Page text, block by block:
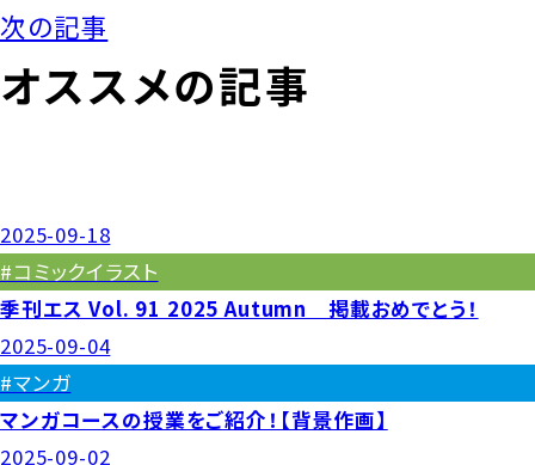
次の記事
オススメの記事
2025-09-18
#コミックイラスト
季刊エス Vol. 91 2025 Autumn 掲載おめでとう！
2025-09-04
#マンガ
マンガコースの授業をご紹介！【背景作画】
2025-09-02